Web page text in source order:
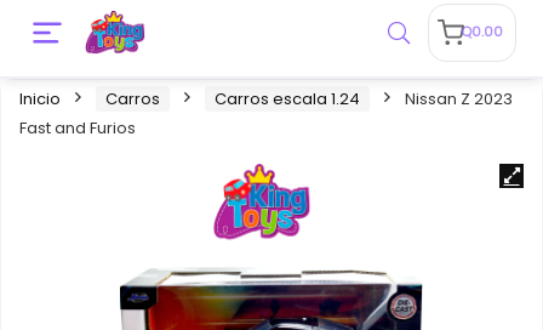
Q0.00
Inicio Carros Carros escala 1.24
Nissan Z 2023
Fast and Furios